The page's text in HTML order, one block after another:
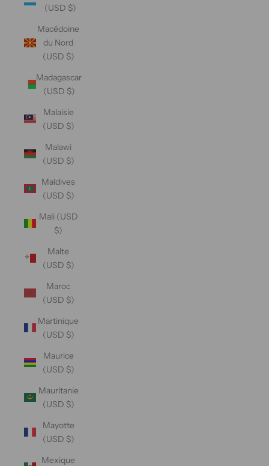
(USD $)
Macédoine
du Nord
(USD $)
Madagascar
(USD $)
Malaisie
(USD $)
Malawi
(USD $)
Maldives
(USD $)
Mali (USD
$)
Malte
(USD $)
Maroc
(USD $)
Martinique
(USD $)
Maurice
(USD $)
Mauritanie
(USD $)
Mayotte
(USD $)
Mexique